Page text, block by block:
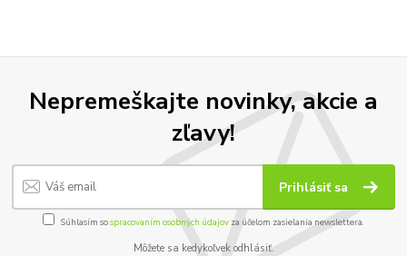
Nepremeškajte novinky, akcie a
zľavy!
Prihlásiť sa
Súhlasím sospracovaním osobných údajov za účelom zasielania newslettera.
Môžete sa kedykoľvek odhlásiť.